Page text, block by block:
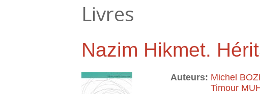
Livres
Nazim Hikmet.
Auteurs: Michel
Timour